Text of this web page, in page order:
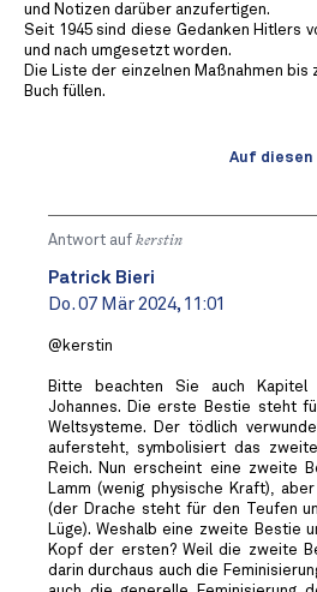
und Notizen darüber anzufertigen.
Seit 1945 sind diese Gedanken Hitlers
und nach umgesetzt worden.
Die Liste der einzelnen Maßnahmen bis
Buch füllen.
Auf
Antwort auf kerstin
Patrick Bieri
Do. 07 Mär 2024, 11:01
@kerstin
Bitte beachten Sie auch
Johannes. Die erste Bestie steht
Weltsysteme. Der tödlich
aufersteht, symbolisiert das
Reich. Nun erscheint eine zweite
Lamm (wenig physische Kraft),
(der Drache steht für den Teufen
Lüge). Weshalb eine zweite Bestie
Kopf der ersten? Weil die zweite
darin durchaus auch die